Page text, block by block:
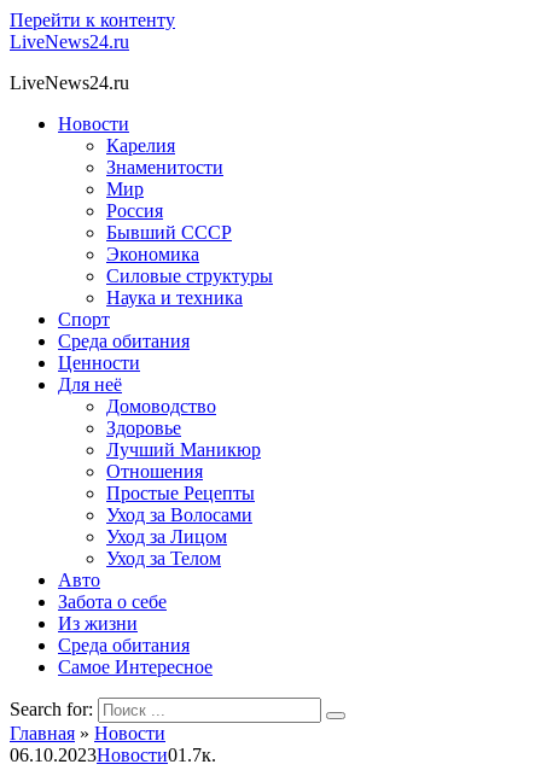
Перейти к контенту
LiveNews24.ru
LiveNews24.ru
Новости
Карелия
Знаменитости
Мир
Россия
Бывший СССР
Экономика
Силовые структуры
Наука и техника
Спорт
Среда обитания
Ценности
Для неё
Домоводство
Здоровье
Лучший Маникюр
Отношения
Простые Рецепты
Уход за Волосами
Уход за Лицом
Уход за Телом
Авто
Забота о себе
Из жизни
Среда обитания
Самое Интересное
Search for:
Главная » Новости
06.10.2023Новости01.7к.